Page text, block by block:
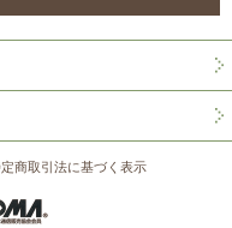
商取引法に基づく表示